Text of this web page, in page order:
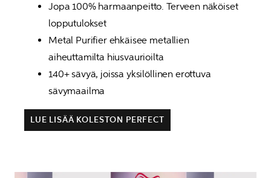
Jopa 100% harmaanpeitto. Terveen näköiset
lopputulokset
Metal Purifier ehkäisee metallien
aiheuttamilta hiusvaurioilta
140+ sävyä, joissa yksilöllinen erottuva
sävymaailma
LUE LISÄÄ KOLESTON PERFECT